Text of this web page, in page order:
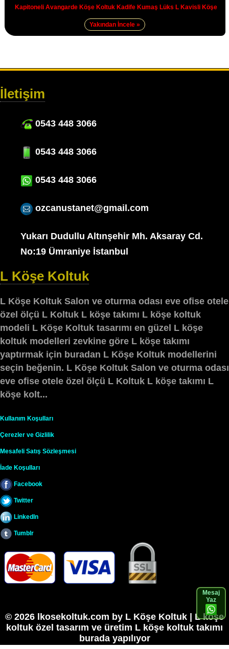
Kapitoneli Avangarde Köşe Koltuk Kadife Kumaş Lüks L Kavisli Köşe
Yakından İncele »
İletişim
0543 448 3066
0543 448 3066
0543 448 3066
ozcanustanet@gmail.com
Yukarı Dudullu Altınşehir Mh. Aksaray Cd.
No:19 Ümraniye İstanbul
L Köşe Koltuk
L Köşe Koltuk Salon ve oturma odası eve ofise otele
özel ölçü L Koltuk L köşe takımı L köşe koltuk
modeli L Köşe Koltuk tasarımı en güzel L köşe
koltuk modelleri zevkine göre L köşe takımı
yaptırmak için buradan L Köşe Koltuk modellerini
seçin beğenin. L Köşe Koltuk Salon ve oturma odası
eve ofise otele özel ölçü L Koltuk L köşe takımı L
köşe kolt...
Kullanım Koşulları
Çerezler ve Gizlilik
Mesafeli Satış Sözleşmesi
İade Koşulları
Facebook
Twitter
LinkedIn
Tumblr
© 2026 lkosekoltuk.com by L Köşe Koltuk | L köşe
koltuk özel tasarım ve üretim L köşe koltuk takımı
burada yapılıyor
Mesaj
Yaz